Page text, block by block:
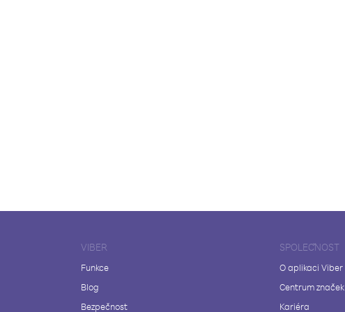
VIBER
Funkce
Blog
Bezpečnost
SPOLEČNOST
O aplikaci Viber
Centrum značek
Kariéra